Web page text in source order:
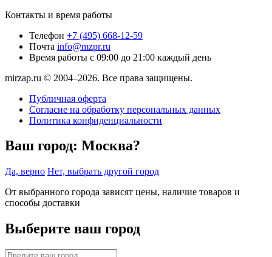
Контакты и время работы
Телефон +7 (495) 668-12-59
Почта info@mzpr.ru
Время работы с 09:00 до 21:00 каждый день
mirzap.ru © 2004–2026. Все права защищены.
Публичная оферта
Согласие на обработку персональных данных
Политика конфиденциальности
Ваш город: Москва?
Да, верно Нет, выбрать другой город
От выбранного города зависят цены, наличие товаров и
способы доставки
Выберите ваш город